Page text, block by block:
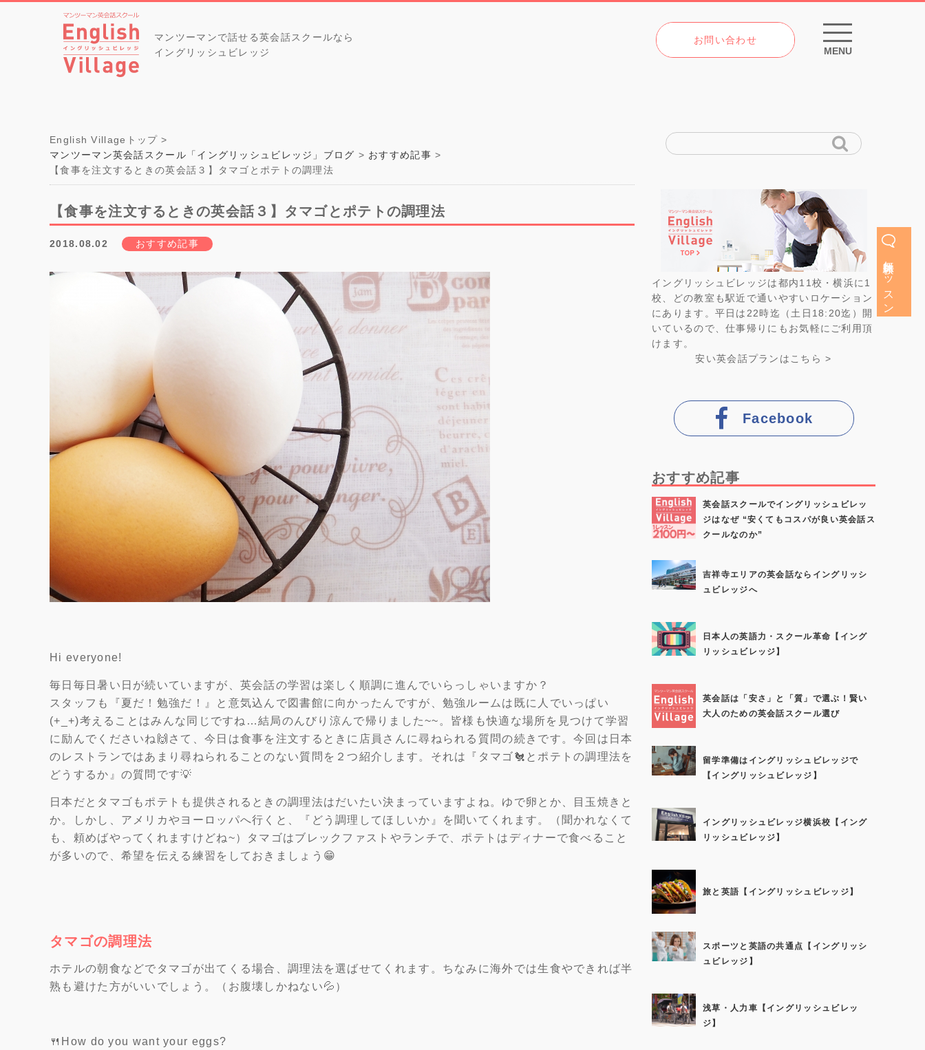
無料体験レッスン
マンツーマンで話せる英会話スクールなら
イングリッシュビレッジ
お問い合わせ
MENU
English Villageトップ
マンツーマン英会話スクール「イングリッシュビレッジ」ブログ
おすすめ記事
【食事を注文するときの英会話３】タマゴとポテトの調理法
【食事を注文するときの英会話３】タマゴとポテトの調理法
2018.08.02 おすすめ記事
Hi everyone!
毎日毎日暑い日が続いていますが、英会話の学習は楽しく順調に進んでいらっしゃいますか？
スタッフも『夏だ！勉強だ！』と意気込んで図書館に向かったんですが、勉強ルームは既に人でいっぱい
(+_+)考えることはみんな同じですね…結局のんびり涼んで帰りました~~。皆様も快適な場所を見つけて学習
に励んでくださいね🙌さて、今日は食事を注文するときに店員さんに尋ねられる質問の続きです。今回は日本
のレストランではあまり尋ねられることのない質問を２つ紹介します。それは『タマゴ🐔とポテトの調理法を
どうするか』の質問です💡
日本だとタマゴもポテトも提供されるときの調理法はだいたい決まっていますよね。ゆで卵とか、目玉焼きと
か。しかし、アメリカやヨーロッパへ行くと、『どう調理してほしいか』を聞いてくれます。（聞かれなくて
も、頼めばやってくれますけどね~）タマゴはブレックファストやランチで、ポテトはディナーで食べること
が多いので、希望を伝える練習をしておきましょう😁
タマゴの調理法
ホテルの朝食などでタマゴが出てくる場合、調理法を選ばせてくれます。ちなみに海外では生食やできれば半
熟も避けた方がいいでしょう。（お腹壊しかねない💦）
🍴How do you want your eggs?
イングリッシュビレッジは都内11校・横浜に1
校、どの教室も駅近で通いやすいロケーション
にあります。平日は22時迄（土日18:20迄）開
いているので、仕事帰りにもお気軽にご利用頂
けます。
安い英会話プラン はこちら >
Facebook
おすすめ記事
英会話スクールでイングリッシュビレッ
ジはなぜ “安くてもコスパが良い英会話ス
クールなのか”
吉祥寺エリアの英会話ならイングリッシ
ュビレッジへ
日本人の英語力・スクール革命【イング
リッシュビレッジ】
英会話は「安さ」と「質」で選ぶ！賢い
大人のための英会話スクール選び
留学準備はイングリッシュビレッジで
【イングリッシュビレッジ】
イングリッシュビレッジ横浜校【イング
リッシュビレッジ】
旅と英語【イングリッシュビレッジ】
スポーツと英語の共通点【イングリッシ
ュビレッジ】
浅草・人力車【イングリッシュビレッ
ジ】